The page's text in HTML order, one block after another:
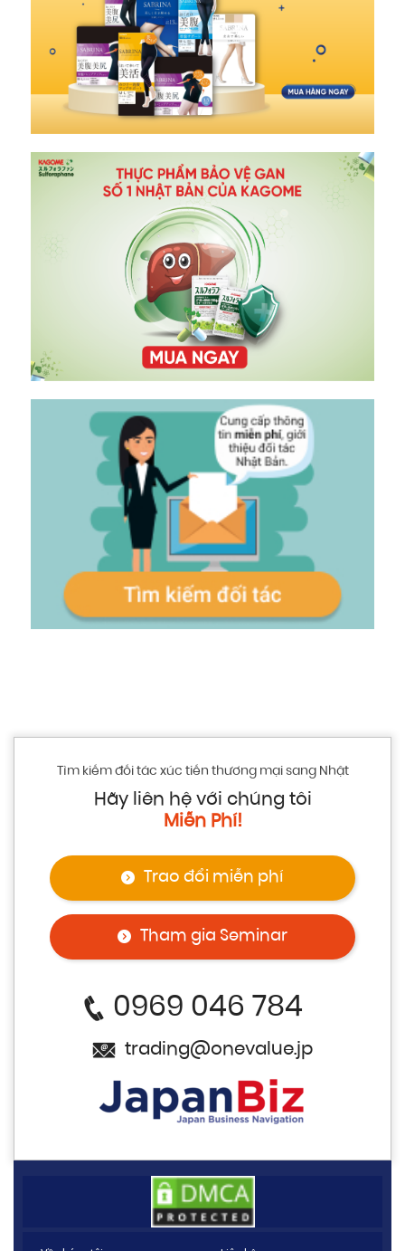
Tìm kiếm đối tác xúc tiến thương mại sang Nhật
Hãy liên hệ với chúng tôi
Miễn Phí!
Trao đổi miễn phí
Tham gia Seminar
0969 046 784
trading@onevalue.jp